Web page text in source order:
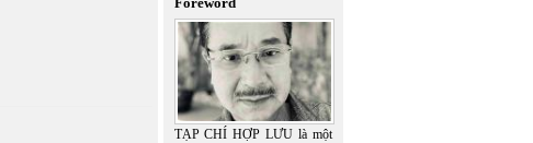
TẠP CHÍ HỢP LƯU là một